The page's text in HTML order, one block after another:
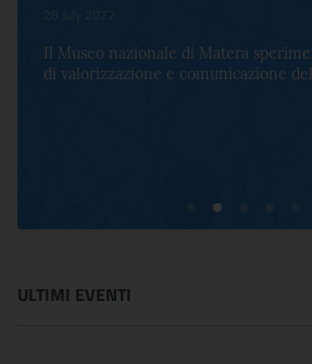
28 July 2022
Il Museo nazionale di Matera
di valorizzazione e comunicazione
ULTIMI EVENTI